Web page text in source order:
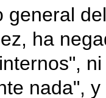
general
ha
nada",